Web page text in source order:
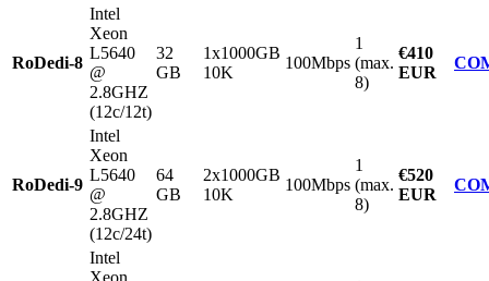
RoDedi-8
Intel
Xeon
L5640
@
2.8GHZ
(12c/12t)
32
GB
1x1000GB
10K
100Mbps
1
(max.
8)
€410
EUR
RoDedi-9
Intel
Xeon
L5640
@
2.8GHZ
(12c/24t)
64
GB
2x1000GB
10K
100Mbps
1
(max.
8)
€520
EUR
Intel
Xeon